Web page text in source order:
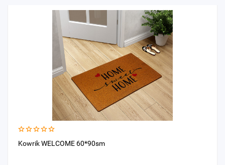
Kowrik WELCOME 60*90sm